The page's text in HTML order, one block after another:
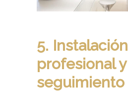
5. Instalación
profesional y
seguimiento